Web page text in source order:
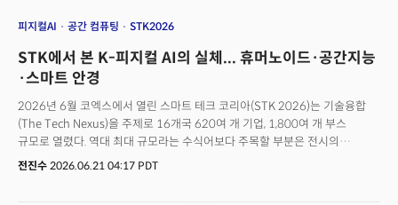
피지컬AI 공간 컴퓨팅 STK2026
STK에서 본 K-피지컬 AI의 실체... 휴머노이드·공간지능
·스마트 안경
2026년 6월 코엑스에서 열린 스마트 테크 코리아(STK 2026)는 기술융합
(The Tech Nexus)을 주제로 16개국 620여 개 기업, 1,800여 개 부스
규모로 열렸다. 역대 최대 규모라는 수식어보다 주목할 부분은 전시의
무게중심이 이동했다는 사실이다. 2025년 행사가 헬스케어·웨어러블·XR
전진수 2026.06.21 04:17 PDT